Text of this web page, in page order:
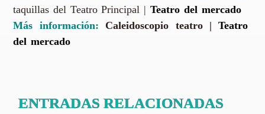
taquillas del Teatro Principal |Teatro del mercado
Más información:
Caleidoscopio teatro|Teatro
del mercado
ENTRADAS RELACIONADAS